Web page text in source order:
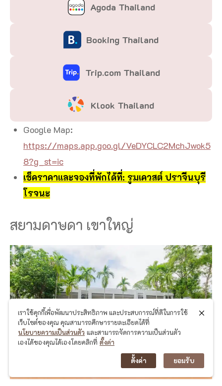
Agoda Thailand
Booking Thailand
Trip.com Thailand
Klook Thailand
Google Map:
https://maps.app.goo.gl/VeDYCLC2MchJwok5
8?g_st=ic
เช็คราคาและจองที่พักได้ที่: รูมเควสต์ ปราจีนบุรี
โรจนะ
สยามดาษดา เขาใหญ่
เราใช้คุกกี้เพื่อพัฒนาประสิทธิภาพ และประสบการณ์ที่ดีในการใช้
เว็บไซต์ของคุณ คุณสามารถศึกษารายละเอียดได้ที่
นโยบายความเป็นส่วนตัว และสามารถจัดการความเป็นส่วนตัว
เองได้ของคุณได้เองโดยคลิกที่ ตั้งค่า
ตั้งค่า ยอมรับ